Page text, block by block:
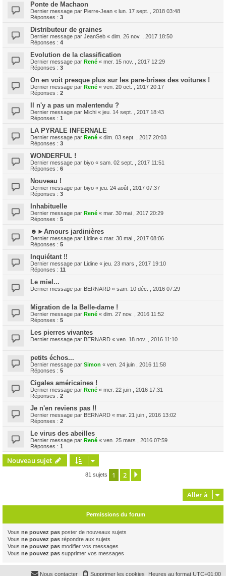
Ponte de Machaon
Dernier message par Pierre-Jean « lun. 17 sept. , 2018 03:48
Réponses : 3
Distributeur de graines
Dernier message par JeanSeb « dim. 26 nov. , 2017 18:50
Réponses : 4
Evolution de la classification
Dernier message par René « mer. 15 nov. , 2017 12:29
Réponses : 3
On en voit presque plus sur les pare-brises des voitures !
Dernier message par René « ven. 20 oct. , 2017 20:17
Réponses : 2
Il n'y a pas un malentendu ?
Dernier message par Michi « jeu. 14 sept. , 2017 18:43
Réponses : 1
LA PYRALE INFERNALE
Dernier message par René « dim. 03 sept. , 2017 20:03
Réponses : 3
WONDERFUL !
Dernier message par biyo « sam. 02 sept. , 2017 11:51
Réponses : 6
Nouveau !
Dernier message par biyo « jeu. 24 août , 2017 07:37
Réponses : 3
Inhabituelle
Dernier message par René « mar. 30 mai , 2017 20:29
Réponses : 5
☻►Amours jardinières
Dernier message par Lidine « mar. 30 mai , 2017 08:06
Réponses : 5
Inquiétant !!
Dernier message par Lidine « jeu. 23 mars , 2017 19:10
Réponses : 11
Le miel...
Dernier message par BERNARD « sam. 10 déc. , 2016 07:29
Migration de la Belle-dame !
Dernier message par René « dim. 27 nov. , 2016 11:52
Réponses : 5
Les pierres vivantes
Dernier message par BERNARD « ven. 18 nov. , 2016 11:10
petits échos...
Dernier message par Simon « ven. 24 juin , 2016 11:58
Réponses : 5
Cigales américaines !
Dernier message par René « mer. 22 juin , 2016 17:31
Réponses : 2
Je n'en reviens pas !!
Dernier message par BERNARD « mar. 21 juin , 2016 13:02
Réponses : 2
Le virus des abeilles
Dernier message par René « ven. 25 mars , 2016 07:59
Réponses : 1
Nouveau sujet
81 sujets 1 2
Aller à
Permissions du forum
Vous ne pouvez pas poster de nouveaux sujets
Vous ne pouvez pas répondre aux sujets
Vous ne pouvez pas modifier vos messages
Vous ne pouvez pas supprimer vos messages
Heures au format UTC+01:00
Supprimer les cookies
Nous contacter